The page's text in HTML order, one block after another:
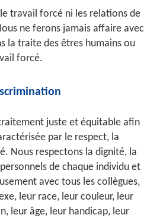
travail forcé ni les relations de
ne ferons jamais affaire avec
la traite des êtres humains ou
forcé.
juste et équitable afin
par le respect, la
Nous respectons la dignité, la
de chaque individu et
avec tous les collègues,
leur race, leur couleur, leur
leur âge, leur handicap, leur